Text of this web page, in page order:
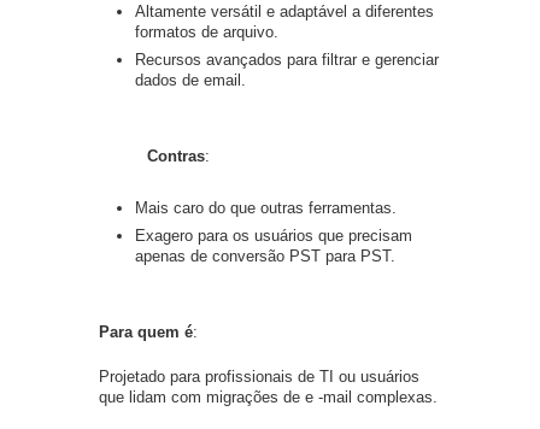
Altamente versátil e adaptável a diferentes
formatos de arquivo.
Recursos avançados para filtrar e gerenciar
dados de email.
Contras:
Mais caro do que outras ferramentas.
Exagero para os usuários que precisam
apenas de conversão PST para PST.
Para quem é:
Projetado para profissionais de TI ou usuários
que lidam com migrações de e -mail complexas.